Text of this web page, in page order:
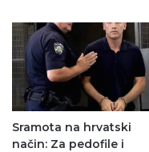
Sramota na hrvatski
način: Za pedofile i